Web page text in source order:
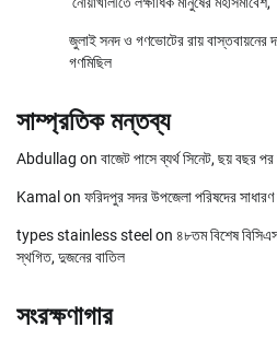
জুলাই সনদ ও গণভোটের রায় বাস্তবায়নের
গণমিছিল
সাম্প্রতিক মন্তব্য
Abdullag on বাজেট পাসে ব্যর্থ সিনেট, ছয় বছর
Kamal on ফরিদপুর সদর উপজেলা পরিষদের
types stainless steel on ৪৮তম বিশেষ
স্থগিত, দুজনের বাতিল
সংরক্ষণাগার